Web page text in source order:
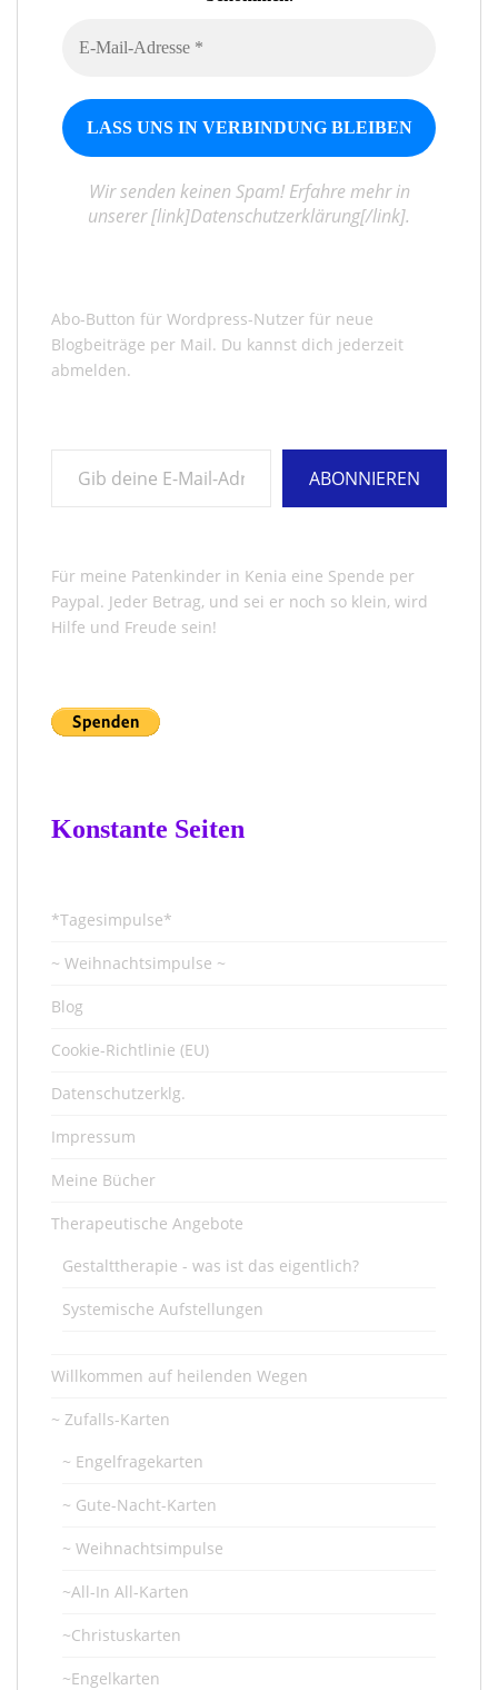
Wir senden keinen Spam! Erfahre mehr in
unserer [link]Datenschutzerklärung[/link].
Abo-Button für Wordpress-Nutzer für neue
Blogbeiträge per Mail. Du kannst dich jederzeit
abmelden.
ABONNIEREN
Für meine Patenkinder in Kenia eine Spende per
Paypal. Jeder Betrag, und sei er noch so klein, wird
Hilfe und Freude sein!
Konstante Seiten
*Tagesimpulse*
~ Weihnachtsimpulse ~
Blog
Cookie-Richtlinie (EU)
Datenschutzerklg.
Impressum
Meine Bücher
Therapeutische Angebote
Gestalttherapie - was ist das eigentlich?
Systemische Aufstellungen
Willkommen auf heilenden Wegen
~ Zufalls-Karten
~ Engelfragekarten
~ Gute-Nacht-Karten
~ Weihnachtsimpulse
~All-In All-Karten
~Christuskarten
~Engelkarten